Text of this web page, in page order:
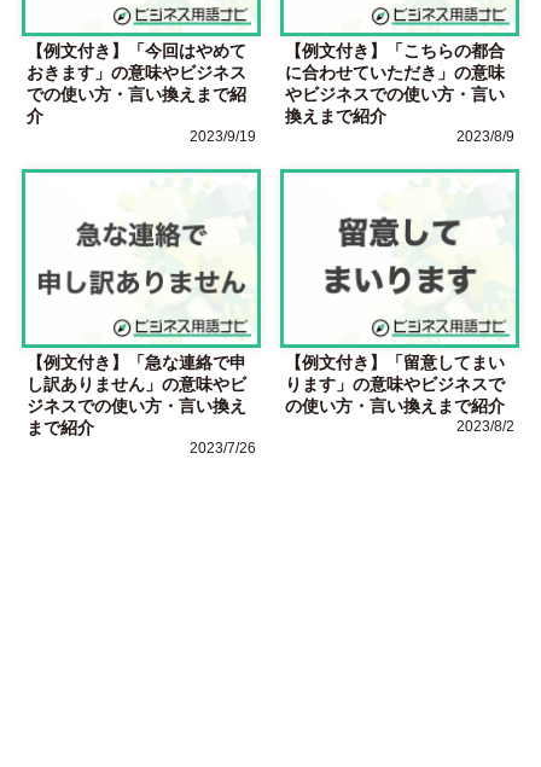
【例文付き】「今回はやめて
おきます」の意味やビジネス
での使い方・言い換えまで紹
介
2023/9/19
【例文付き】「こちらの都合
に合わせていただき」の意味
やビジネスでの使い方・言い
換えまで紹介
2023/8/9
【例文付き】「急な連絡で申
し訳ありません」の意味やビ
ジネスでの使い方・言い換え
まで紹介
2023/7/26
【例文付き】「留意してまい
ります」の意味やビジネスで
の使い方・言い換えまで紹介
2023/8/2